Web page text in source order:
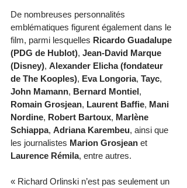
De nombreuses personnalités
emblématiques figurent également dans le
film, parmi lesquelles Ricardo Guadalupe
(PDG de Hublot), Jean-David Marque
(Disney), Alexander Elicha (fondateur
de The Kooples), Eva Longoria, Tayc,
John Mamann, Bernard Montiel,
Romain Grosjean, Laurent Baffie, Mani
Nordine, Robert Bartoux, Marlène
Schiappa, Adriana Karembeu, ainsi que
les journalistes Marion Grosjean et
Laurence Rémila, entre autres.
« Richard Orlinski n’est pas seulement un